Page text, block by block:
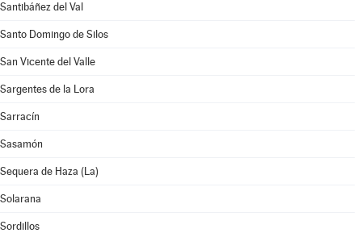
Santibáñez del Val
Santo Domingo de Silos
San Vicente del Valle
Sargentes de la Lora
Sarracín
Sasamón
Sequera de Haza (La)
Solarana
Sordillos